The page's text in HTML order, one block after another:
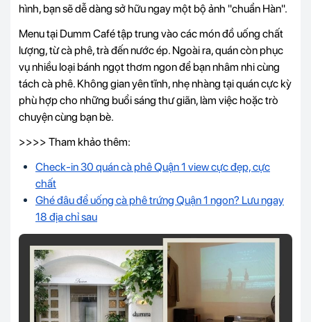
hình, bạn sẽ dễ dàng sở hữu ngay một bộ ảnh "chuẩn Hàn".
Menu tại Dumm Café tập trung vào các món đồ uống chất
lượng, từ cà phê, trà đến nước ép. Ngoài ra, quán còn phục
vụ nhiều loại bánh ngọt thơm ngon để bạn nhâm nhi cùng
tách cà phê. Không gian yên tĩnh, nhẹ nhàng tại quán cực kỳ
phù hợp cho những buổi sáng thư giãn, làm việc hoặc trò
chuyện cùng bạn bè.
>>>> Tham khảo thêm:
Check-in 30 quán cà phê Quận 1 view cực đẹp, cực
chất
Ghé đâu để uống cà phê trứng Quận 1 ngon? Lưu ngay
18 địa chỉ sau